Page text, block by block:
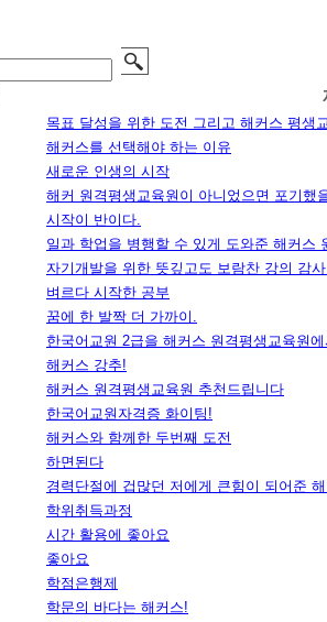
목표 달성을 위한 도전 그리고 해커스 평생
해커스를 선택해야 하는 이유
새로운 인생의 시작
해커 원격평생교육원이 아니었으면 포기했
시작이 반이다.
일과 학업을 병행할 수 있게 도와준 해커스
자기개발을 위한 뜻깊고도 보람찬 강의 감
벼르다 시작한 공부
꿈에 한 발짝 더 가까이.
한국어교원 2급을 해커스 원격평생교육원
해커스 강추!
해커스 원격평생교육원 추천드립니다
한국어교원자격증 화이팅!
해커스와 함께한 두번째 도전
하면된다
경력단절에 겁많던 저에게 큰힘이 되어준
학위취득과정
시간 활용에 좋아요
좋아요
학점은행제
학문의 바다는 해커스!